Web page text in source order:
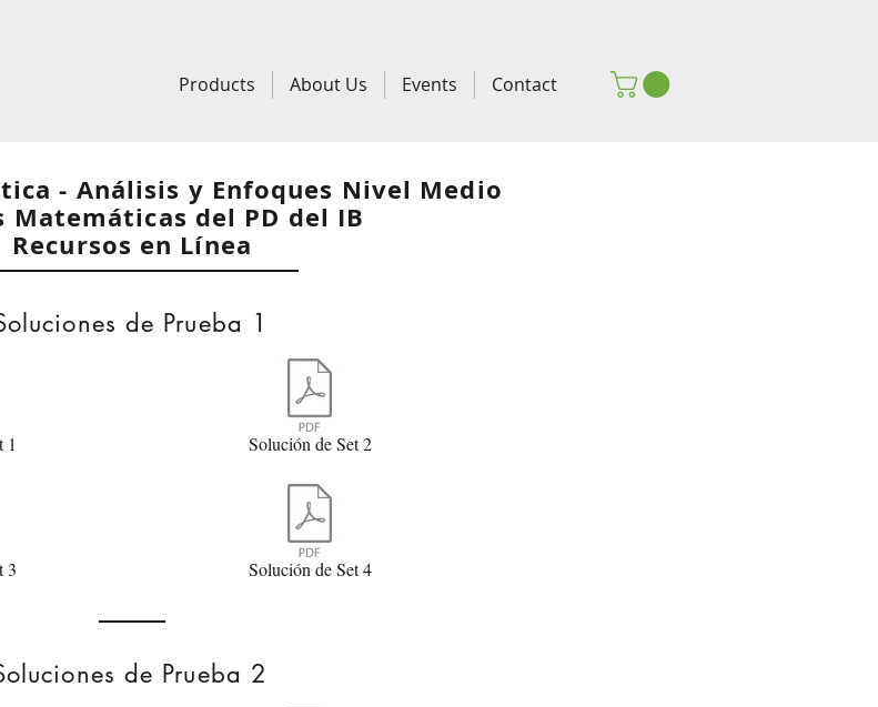
Products About Us Events Contact
- Análisis y Enfoques Nivel Medio
Matemáticas del PD del IB
Recursos en Línea
de Prueba 1
1 Solución de Set 2
3 Solución de Set 4
de Prueba 2